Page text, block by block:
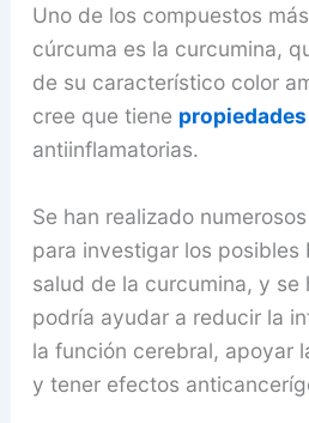
Uno de los compuestos
cúrcuma es la curcumina,
de su característico color
cree que tiene
antiinflamatorias.
Se han realizado
para investigar los posibles
salud de la curcumina, y se
podría ayudar a reducir la
la función cerebral, apoyar
y tener efectos